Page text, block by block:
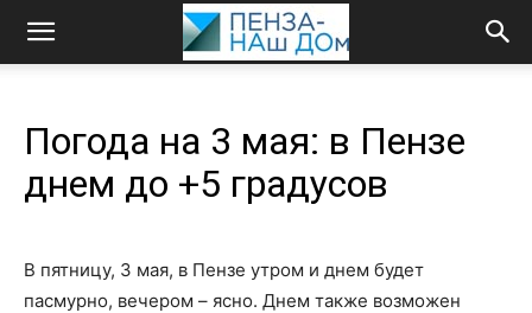
Погода на 3 мая: в Пензе
днем до +5 градусов
В пятницу, 3 мая, в Пензе утром и днем будет
пасмурно, вечером – ясно. Днем также возможен